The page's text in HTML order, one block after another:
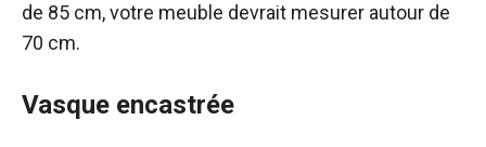
de 85 cm, votre meuble devrait mesurer autour de
70 cm.
Vasque encastrée